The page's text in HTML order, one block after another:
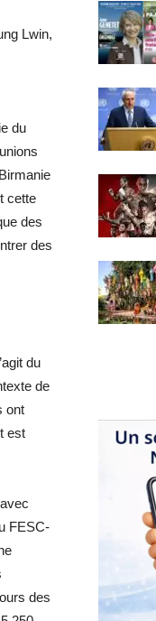
Lwin,
du
cette
des
des
du
de
ont
est
FESC-
des